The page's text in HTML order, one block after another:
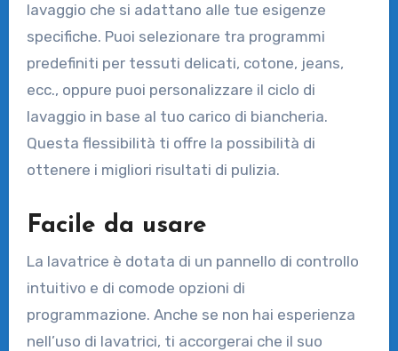
lavaggio che si adattano alle tue esigenze
specifiche. Puoi selezionare tra programmi
predefiniti per tessuti delicati, cotone, jeans,
ecc., oppure puoi personalizzare il ciclo di
lavaggio in base al tuo carico di biancheria.
Questa flessibilità ti offre la possibilità di
ottenere i migliori risultati di pulizia.
Facile da usare
La lavatrice è dotata di un pannello di controllo
intuitivo e di comode opzioni di
programmazione. Anche se non hai esperienza
nell’uso di lavatrici, ti accorgerai che il suo